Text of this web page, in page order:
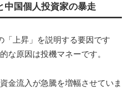
中国個人投資家の暴走
「上昇」を説明する要因です
な原因は投機マネーです。
金流入が急騰を増幅させていま